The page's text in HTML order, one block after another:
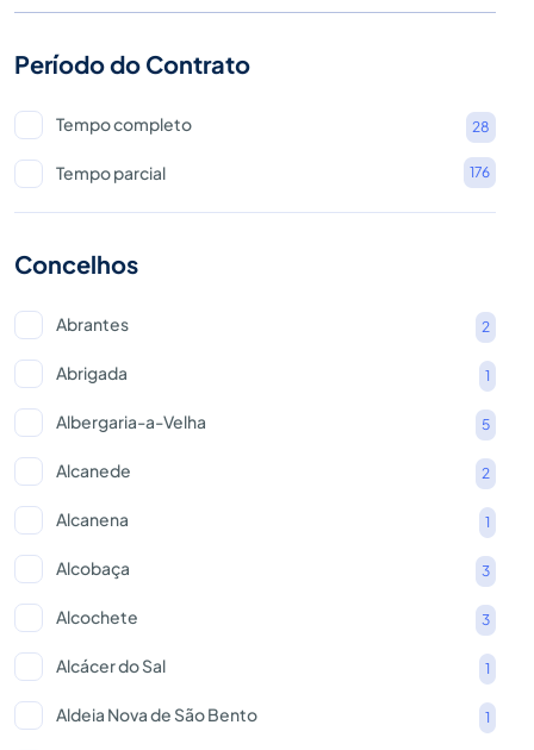
Período do Contrato
Tempo completo 28
Tempo parcial 176
Concelhos
Abrantes 2
Abrigada 1
Albergaria-a-Velha 5
Alcanede 2
Alcanena 1
Alcobaça 3
Alcochete 3
Alcácer do Sal 1
Aldeia Nova de São Bento 1